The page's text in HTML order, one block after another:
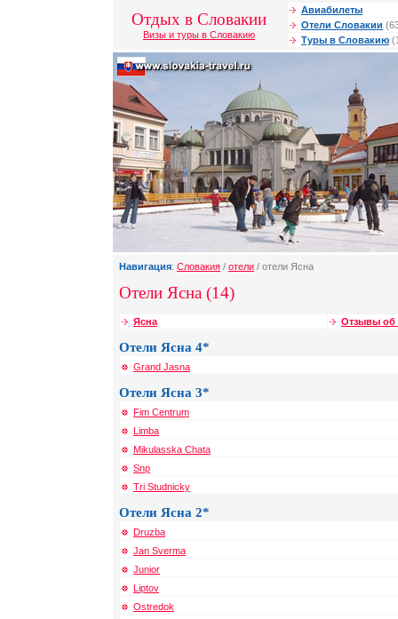
Отдых в Словакии
Визы и туры в Словакию
Авиабилеты
Отели Словакии
Туры в Словакию
Навигация: Словакия / отели / отели Ясна
Отели Ясна (14)
Ясна Отзывы об
Отели Ясна 4*
Grand Jasna
Отели Ясна 3*
Fim Centrum
Limba
Mikulasska Chata
Snp
Tri Studnicky
Отели Ясна 2*
Druzba
Jan Sverma
Junior
Liptov
Ostredok